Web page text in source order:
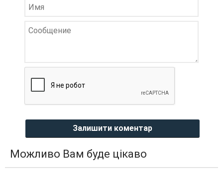
Залишити коментар
Можливо Вам буде цікаво